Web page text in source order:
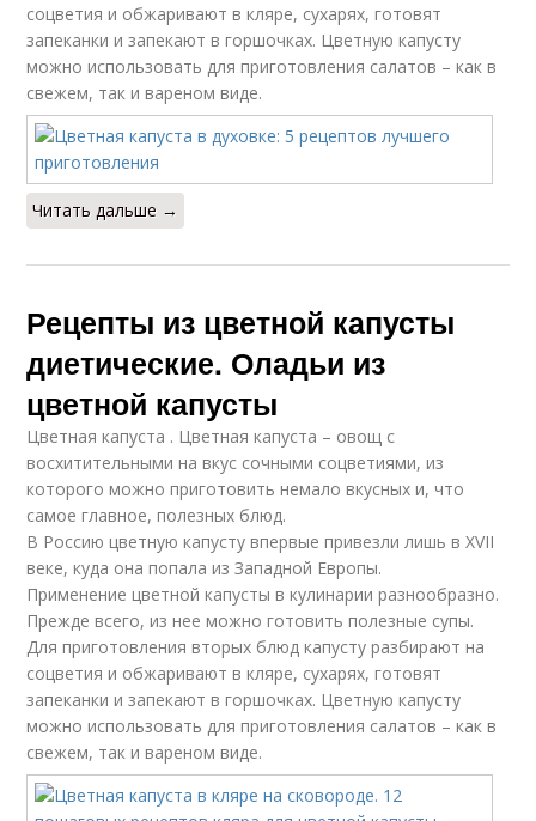
соцветия и обжаривают в кляре, сухарях, готовят
запеканки и запекают в горшочках. Цветную капусту
можно использовать для приготовления салатов – как в
свежем, так и вареном виде.
Читать дальше →
Рецепты из цветной капусты
диетические. Оладьи из
цветной капусты
Цветная капуста . Цветная капуста – овощ с
восхитительными на вкус сочными соцветиями, из
которого можно приготовить немало вкусных и, что
самое главное, полезных блюд.
В Россию цветную капусту впервые привезли лишь в XVII
веке, куда она попала из Западной Европы.
Применение цветной капусты в кулинарии разнообразно.
Прежде всего, из нее можно готовить полезные супы.
Для приготовления вторых блюд капусту разбирают на
соцветия и обжаривают в кляре, сухарях, готовят
запеканки и запекают в горшочках. Цветную капусту
можно использовать для приготовления салатов – как в
свежем, так и вареном виде.